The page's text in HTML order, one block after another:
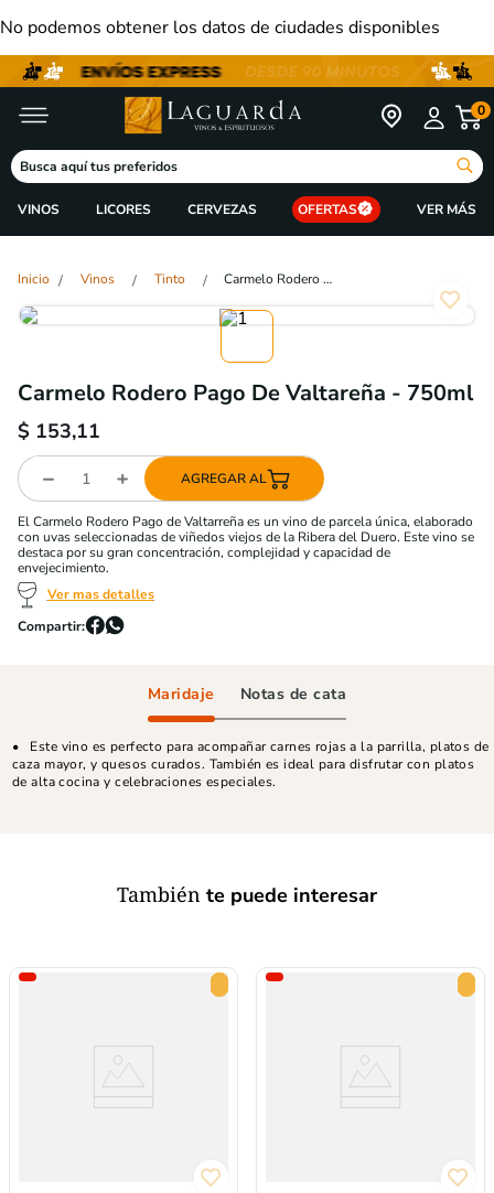
No podemos obtener los datos de ciudades disponibles
0
Busca aquí tus preferidos
VINOS LICORES CERVEZAS OFERTAS
Vinos Tinto Carmelo Rodero Pago De Valtareña - 750ml
Carmelo Rodero Pago De Valtareña - 750ml
$ 153,11
AGREGAR AL
El Carmelo Rodero Pago de Valtarreña es un vino de parcela única, elaborado
con uvas seleccionadas de viñedos viejos de la Ribera del Duero. Este vino se
destaca por su gran concentración, complejidad y capacidad de
envejecimiento.
Ver mas detalles
Maridaje Notas de cata
Este vino es perfecto para acompañar carnes rojas a la parrilla, platos de
caza mayor, y quesos curados. También es ideal para disfrutar con platos
de alta cocina y celebraciones especiales.
También te puede interesar